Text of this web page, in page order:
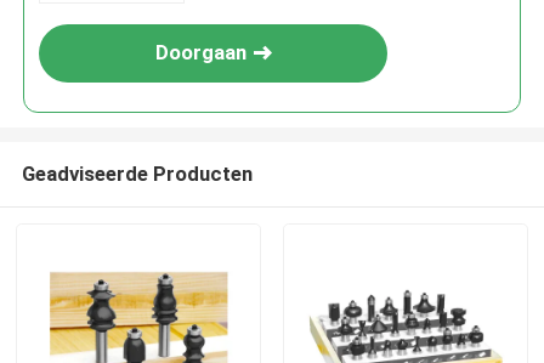
Doorgaan
Geadviseerde Producten